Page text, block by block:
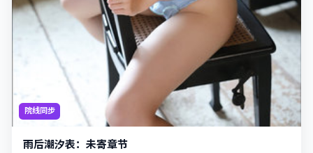
院线同步
雨后潮汐表：未寄章节